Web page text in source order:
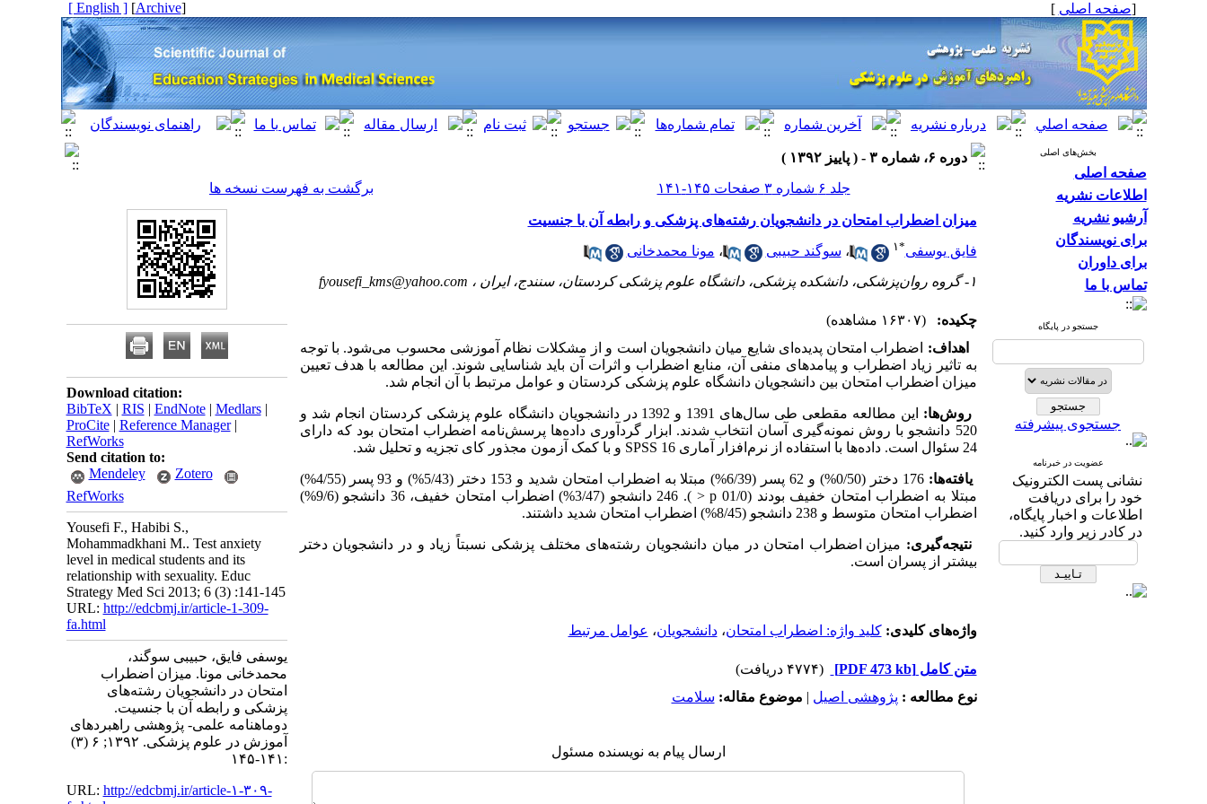
[صفحه اصلی ]
[
Archive
]
[ English ]
بخش‌های اصلی
صفحه اصلی
اطلاعات نشریه
آرشیو نشریه
برای نویسندگان
برای داوران
تماس با ما
جستجو در پایگاه
جستجوی پیشرفته
عضویت در خبرنامه
نشانی پست الکترونیک
خود را برای دریافت
اطلاعات و اخبار پایگاه،
در کادر زیر وارد کنید.
دوره ۶، شماره ۳ - ( پاییز ۱۳۹۲ )
جلد ۶ شماره ۳ صفحات ۱۴۵-۱۴۱
برگشت به فهرست نسخه ها
میزان اضطراب امتحان در دانشجویان رشته‌های پزشکی و رابطه آن با جنسیت
فایق یوسفی*۱ ، سوگند حبیبی ، مونا محمدخانی
۱- گروه روان‌پزشکی، دانشکده پزشکی، دانشگاه علوم پزشکی کردستان، سنندج، ایران ،
fyousefi_kms@yahoo.com
چکیده:
(۱۶۳۰۷ مشاهده)
اهداف:
اضطراب امتحان پدیده‌ای شایع میان دانشجویان است و از مشکلات نظام آموزشی محسوب می‌شود. با توجه
به تاثیر زیاد اضطراب و پیامدهای منفی آن، منابع اضطراب و اثرات آن باید شناسایی شوند. این مطالعه با هدف تعیین
میزان اضطراب امتحان بین دانشجویان دانشگاه علوم پزشکی کردستان و عوامل مرتبط با آن انجام شد.
روش‌ها:
این مطالعه مقطعی طی سال‌های 1391 و 1392 در دانشجویان دانشگاه علوم پزشکی کردستان انجام شد و
520 دانشجو با روش نمونه‌گیری آسان انتخاب شدند. ابزار گردآوری داده‌ها پرسش‌نامه اضطراب امتحان بود که دارای
24 سئوال است. داده‌ها با استفاده از نرم‌افزار آماری
SPSS 16 و با کمک آزمون مجذور کای تجزیه و تحلیل شد.
یافته‌ها:
176 دختر (0/50%) و 62 پسر (6/39%) مبتلا به اضطراب امتحان شدید و 153 دختر (5/43%) و 93 پسر (4/55%)
مبتلا به اضطراب امتحان خفیف بودند (01/0 p < ). 246 دانشجو (3/47%) اضطراب امتحان خفیف، 36 دانشجو (9/6%)
اضطراب امتحان متوسط و 238 دانشجو (8/45%) اضطراب امتحان شدید داشتند.
نتیجه‌گیری: میزان اضطراب امتحان در میان دانشجویان رشته‌های مختلف پزشکی نسبتاً زیاد و در دانشجویان دختر
بیشتر از پسران است.
واژه‌های کلیدی:کلید واژه: اضطراب امتحان،دانشجویان، عوامل مرتبط
متن کامل[PDF 473 kb]
(۴۷۷۴ دریافت)
نوع مطالعه : پژوهشی اصيل | موضوع مقاله: سلامت
ارسال پیام به نویسنده مسئول
Download citation:
BibTeX | RIS | EndNote| Medlars|
ProCite| Reference Manager|
RefWorks
Send citation to:
Mendeley
Zotero
RefWorks
Yousefi F., Habibi S.,
Mohammadkhani M.. Test anxiety
level in medical students and its
relationship with sexuality. Educ
Strategy Med Sci 2013; 6 (3) :141-145
URL: http://edcbmj.ir/article-1-309-
fa.html
یوسفی فایق، حبیبی سوگند،
محمدخانی مونا. میزان اضطراب
امتحان در دانشجویان رشته‌های
پزشکی و رابطه آن با جنسیت.
دوماهنامه علمی- پژوهشی راهبردهای
آموزش در علوم پزشکی. ۱۳۹۲; ۶ (۳)
:۱۴۱-۱۴۵
URL: http://edcbmj.ir/article-۱-۳۰۹-